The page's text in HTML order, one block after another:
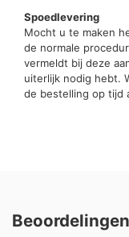
Spoedlevering
Mocht u te maken
de normale
vermeldt bij deze
uiterlijk nodig hebt.
de bestelling op tijd
Beoordelingen